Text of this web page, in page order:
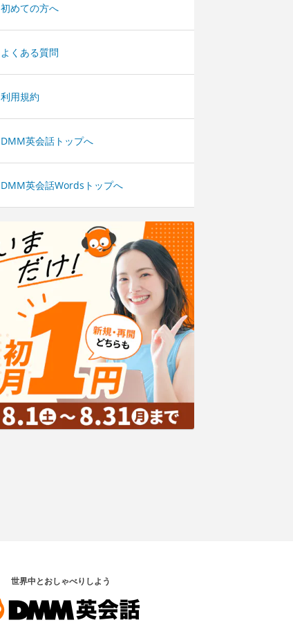
初めての方へ
よくある質問
利用規約
DMM英会話トップへ
DMM英会話Wordsトップへ
世界中とおしゃべりしよう